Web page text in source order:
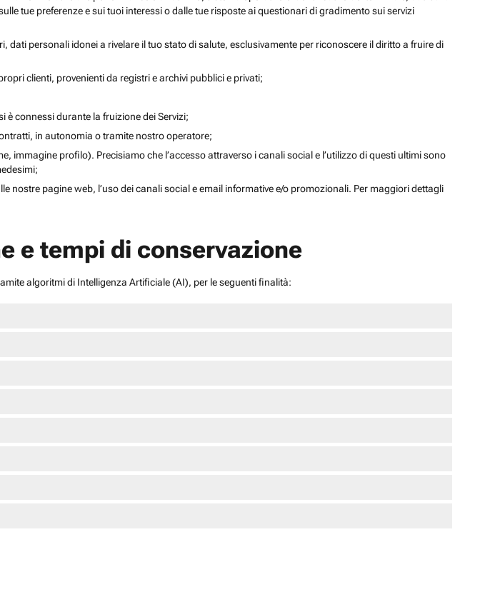
tue preferenze e sui tuoi interessi o dalle tue risposte ai questionari di gradimento sui servizi
personali idonei a rivelare il tuo stato di salute, esclusivamente per riconoscere il diritto a fruire di
clienti, provenienti da registri e archivi pubblici e privati;
è connessi durante la fruizione dei Servizi;
in autonomia o tramite nostro operatore;
profilo). Precisiamo che l’accesso attraverso i canali social e l’utilizzo di questi ultimi sono
nostre pagine web, l’uso dei canali social e email informative e/o promozionali. Per maggiori dettagli
e tempi di conservazione
algoritmi di Intelligenza Artificiale (AI), per le seguenti finalità: